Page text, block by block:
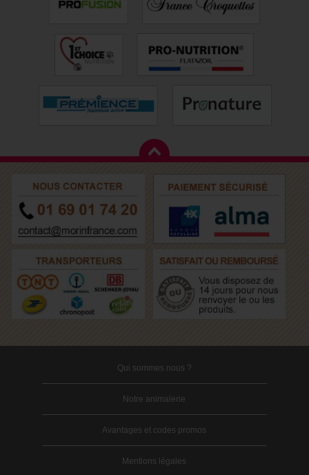
Qui sommes nous ?
Notre animalerie
Avantages et codes promos
Mentions légales